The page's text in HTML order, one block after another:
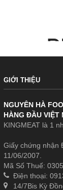
GIỚI THIỆU
NGUYÊN HÀ
HÀNG ĐẦU VIỆT
KINGMEAT là 1
Giấy chứng nhận
11/06/2007.
Mã Số Thuế:
Điện thoại:
14/7Bis Kỳ